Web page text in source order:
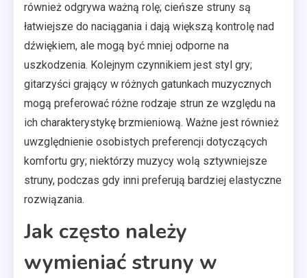
również odgrywa ważną rolę; cieńsze struny są
łatwiejsze do naciągania i dają większą kontrolę nad
dźwiękiem, ale mogą być mniej odporne na
uszkodzenia. Kolejnym czynnikiem jest styl gry;
gitarzyści grający w różnych gatunkach muzycznych
mogą preferować różne rodzaje strun ze względu na
ich charakterystykę brzmieniową. Ważne jest również
uwzględnienie osobistych preferencji dotyczących
komfortu gry; niektórzy muzycy wolą sztywniejsze
struny, podczas gdy inni preferują bardziej elastyczne
rozwiązania.
Jak często należy
wymieniać struny w